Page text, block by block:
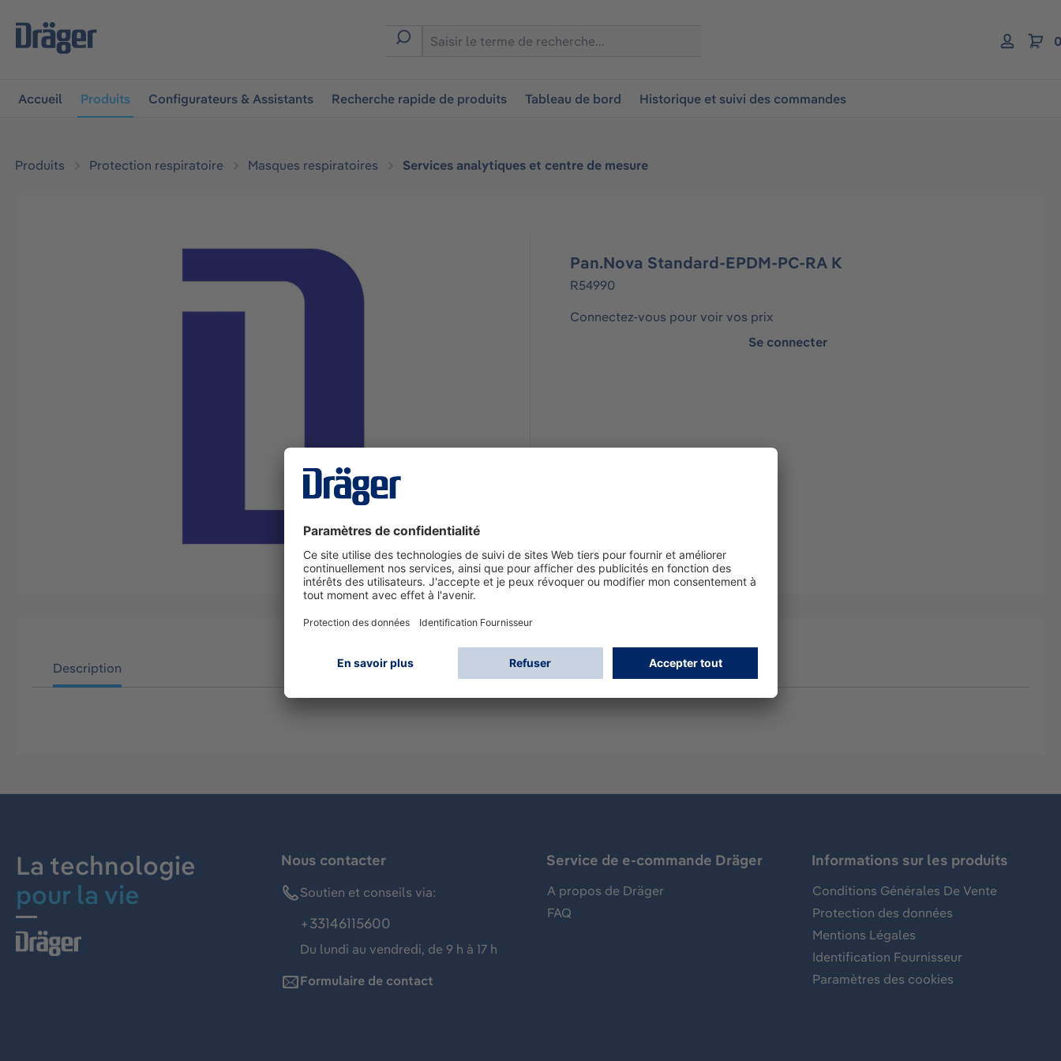
à la navigation principale
Accueil Produits Configurateurs & Assistants Recherche rapide de produits Tableau de bord Historique et suivi des commandes
Produits Protection respiratoire Masques respiratoires Services analytiques et centre de mesure
Pan.Nova Standard-EPDM-PC-RA K
R54990
Connectez-vous pour voir vos prix
Se connecter
Description
La technologie
pour la vie
Nous contacter
Soutien et conseils via:
+33146115600
Du lundi au vendredi, de 9 h à 17 h
Formulaire de contact
Service de e-commande Dräger
A propos de Dräger
FAQ
Informations sur les produits
Conditions Générales De Vente
Protection des données
Mentions Légales
Identification Fournisseur
Paramètres des cookies